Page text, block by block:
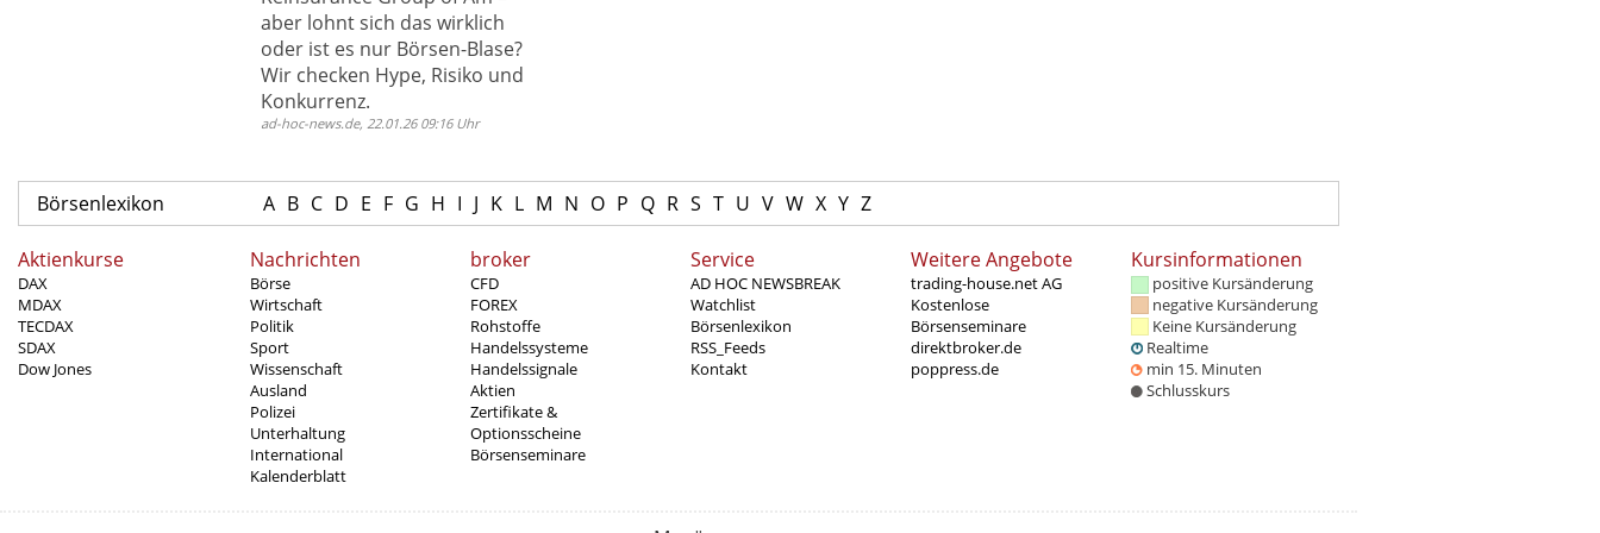
aber lohnt sich das wirklich
oder ist es nur Börsen-Blase?
Wir checken Hype, Risiko und
Konkurrenz.
ad-hoc-news.de, 22.01.26 09:16 Uhr
Börsenlexikon A B C D E F G H I J K L M N O P Q R S T U V W X Y Z
Aktienkurse
DAX
MDAX
TECDAX
SDAX
Dow Jones
Nachrichten
Börse
Wirtschaft
Politik
Sport
Wissenschaft
Ausland
Polizei
Unterhaltung
International
Kalenderblatt
broker
CFD
FOREX
Rohstoffe
Handelssysteme
Handelssignale
Aktien
Zertifikate &
Optionsscheine
Börsenseminare
Service
AD HOC NEWSBREAK
Watchlist
Börsenlexikon
RSS_Feeds
Kontakt
Weitere Angebote
trading-house.net AG
Kostenlose
Börsenseminare
direktbroker.de
poppress.de
Kursinformationen
positive Kursänderung
negative Kursänderung
Keine Kursänderung
Realtime
min 15. Minuten
Schlusskurs